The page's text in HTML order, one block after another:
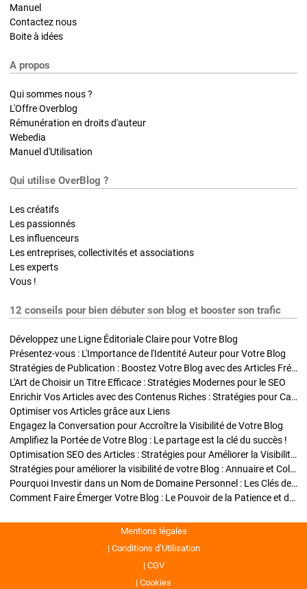
Manuel
Contactez nous
Boite à idées
A propos
Qui sommes nous ?
L'Offre Overblog
Rémunération en droits d'auteur
Webedia
Manuel d'Utilisation
Qui utilise OverBlog ?
Les créatifs
Les passionnés
Les influenceurs
Les entreprises, collectivités et associations
Les experts
Vous !
12 conseils pour bien débuter son blog et booster son trafic
Développez une Ligne Éditoriale Claire pour Votre Blog
Présentez-vous : L'Importance de l'Identité Auteur pour Votre Blog
Stratégies de Publication : Boostez Votre Blog avec des Articles Fréquents et Exclusifs
L'Art de Choisir un Titre Efficace : Stratégies Modernes pour le SEO
Enrichir Vos Articles avec des Contenus Riches : Stratégies pour Captiver et Optimiser
Optimiser vos Articles grâce aux Liens
Engagez la Conversation pour Accroître la Visibilité de Votre Blog
Amplifiez la Portée de Votre Blog : Le partage est la clé du succès !
Optimisation SEO des Articles : Stratégies pour Améliorer la Visibilité de Votre Blog
Stratégies pour améliorer la visibilité de votre Blog : Annuaire et Collaborations
Pourquoi Investir dans un Nom de Domaine Personnel : Les Clés de la Réussite de Votre Blog
Comment Faire Émerger Votre Blog : Le Pouvoir de la Patience et de la Persévérance
Mentions légales
Conditions d’Utilisation
CGV
Cookies